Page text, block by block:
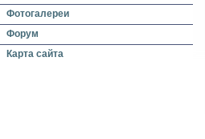
Фотогалереи
Форум
Карта сайта